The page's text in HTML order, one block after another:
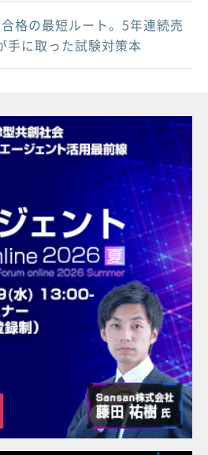
格の最短ルート。5年連続売
手に取った試験対策本